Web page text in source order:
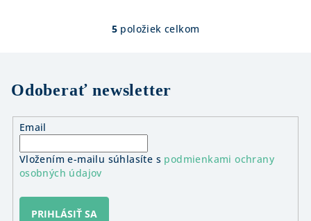
O
d
a
e
5 položiek celkom
Odoberať newsletter
Email
Vložením e-mailu súhlasíte s podmienkami ochrany
osobných údajov
PRIHLÁSIŤ SA